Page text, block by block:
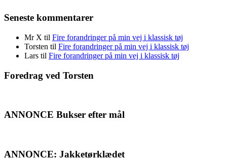
Seneste kommentarer
Mr X til Fire forandringer på min vej i klassisk tøj
Torsten til Fire forandringer på min vej i klassisk tøj
Lars til Fire forandringer på min vej i klassisk tøj
Foredrag ved Torsten
ANNONCE Bukser efter mål
ANNONCE: Jakketørklædet